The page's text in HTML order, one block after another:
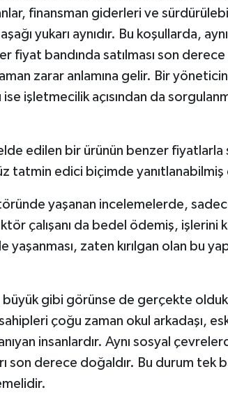
finansman giderleri ve
yukarı aynıdır. Bu koşullarda,
fiyat bandında satılması son
zarar anlamına gelir. Bir
işletmecilik açısından da
edilen bir ürünün benzer fiyatlarla
tatmin edici biçimde
yaşanan incelemelerde,
çalışanı da bedel ödemiş,
zaten kırılgan olan bu
büyük gibi görünse de gerçekte
çoğu zaman okul arkadaşı,
insanlardır. Aynı sosyal
son derece doğaldır. Bu durum tek